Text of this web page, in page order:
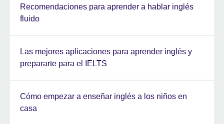
Recomendaciones para aprender a hablar inglés
fluido
Las mejores aplicaciones para aprender inglés y
prepararte para el IELTS
Cómo empezar a enseñar inglés a los niños en
casa